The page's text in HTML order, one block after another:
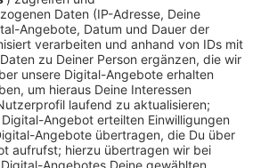
werden gespendet